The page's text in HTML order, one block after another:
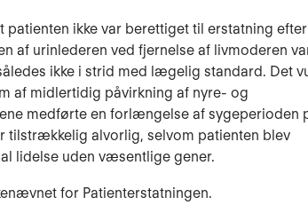
patienten ikke var berettiget til erstatning
af urinlederen ved fjernelse af livmoderen
ikke i strid med lægelig standard. Det
af midlertidig påvirkning af nyre- og
medførte en forlængelse af sygeperioden
tilstrækkelig alvorlig, selvom patienten blev
lidelse uden væsentlige gener.
for Patienterstatningen.